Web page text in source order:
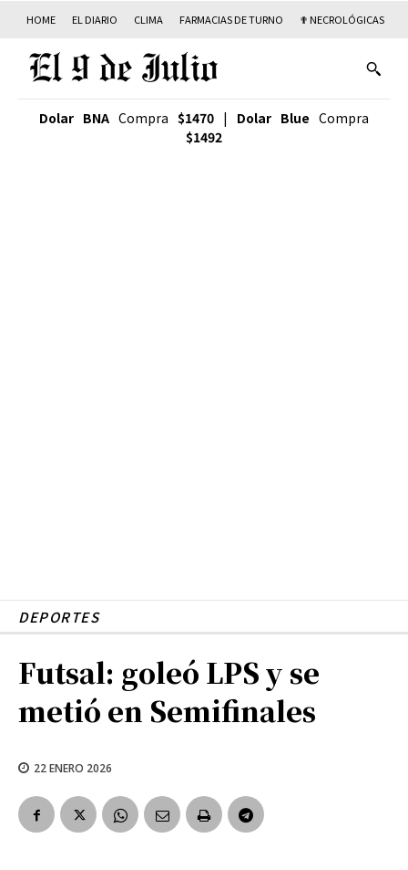
HOME EL DIARIO CLIMA FARMACIAS DE TURNO ✟ NECROLÓGICAS
Dolar BNA Compra $1470 | Dolar Blue Compra
$1492
DEPORTES
Futsal: goleó LPS y se
metió en Semifinales
22 ENERO 2026